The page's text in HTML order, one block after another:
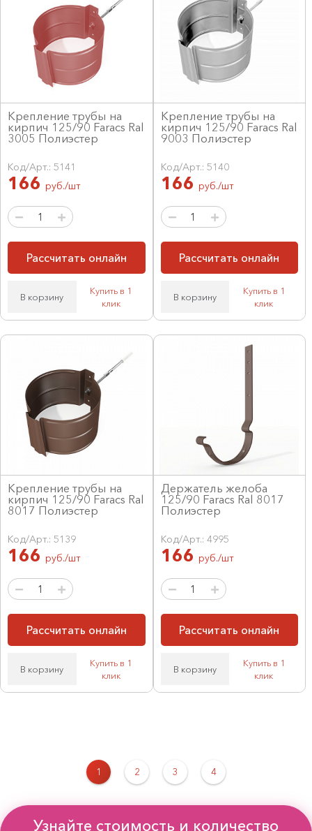
Крепление трубы на
кирпич 125/90 Faracs Ral
3005 Полиэстер
Код/Арт.: 5141
166 руб./шт
Рассчитать онлайн
В корзину
Купить в 1
клик
Крепление трубы на
кирпич 125/90 Faracs Ral
9003 Полиэстер
Код/Арт.: 5140
166 руб./шт
Рассчитать онлайн
В корзину
Купить в 1
клик
Крепление трубы на
кирпич 125/90 Faracs Ral
8017 Полиэстер
Код/Арт.: 5139
166 руб./шт
Рассчитать онлайн
В корзину
Купить в 1
клик
Держатель желоба
125/90 Faracs Ral 8017
Полиэстер
Код/Арт.: 4995
166 руб./шт
Рассчитать онлайн
В корзину
Купить в 1
клик
1 2 3 4
Узнайте стоимость и количество